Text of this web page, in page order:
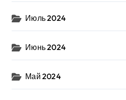
Июль 2024
Июнь 2024
Май 2024